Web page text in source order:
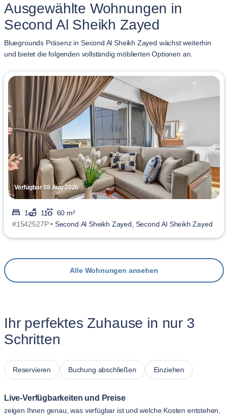
Ausgewählte Wohnungen in
Second Al Sheikh Zayed
Bluegrounds Präsenz in Second Al Sheikh Zayed wächst weiterhin
und bietet die folgenden vollständig möblierten Optionen an.
Verfügbar 08 Aug 2026
1 1
60 m²
#1542527P • Second Al Sheikh Zayed, Second Al Sheikh Zayed
Alle Wohnungen ansehen
Ihr perfektes Zuhause in nur 3
Schritten
Reservieren Buchung abschließen Einziehen
Live-Verfügbarkeiten und Preise
zeigen Ihnen genau, was verfügbar ist und welche Kosten entstehen,